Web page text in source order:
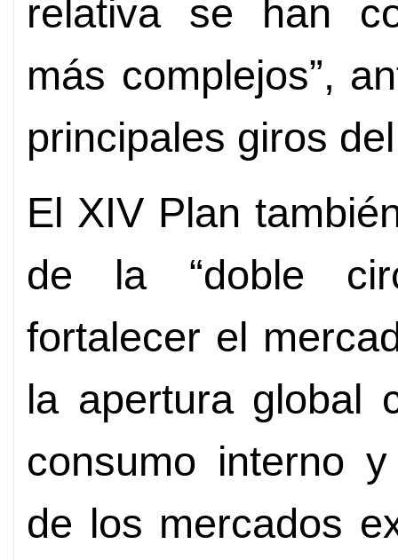
relativa se han
más complejos”,
principales giros
El XIV Plan
de la “doble
fortalecer el
la apertura global
consumo interno
de los mercados